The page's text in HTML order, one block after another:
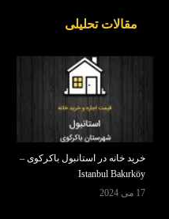
مقالات تحلیلی
خرید خانه در استانبول باکرکوی –
Istanbul Bakırköy
17 می 2024